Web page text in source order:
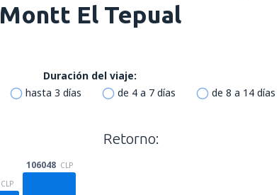
Montt El Tepual
Duración del viaje:
hasta 3 días de 4 a 7 días de 8 a 14 días
CLP
106048 CLP
Retorno: